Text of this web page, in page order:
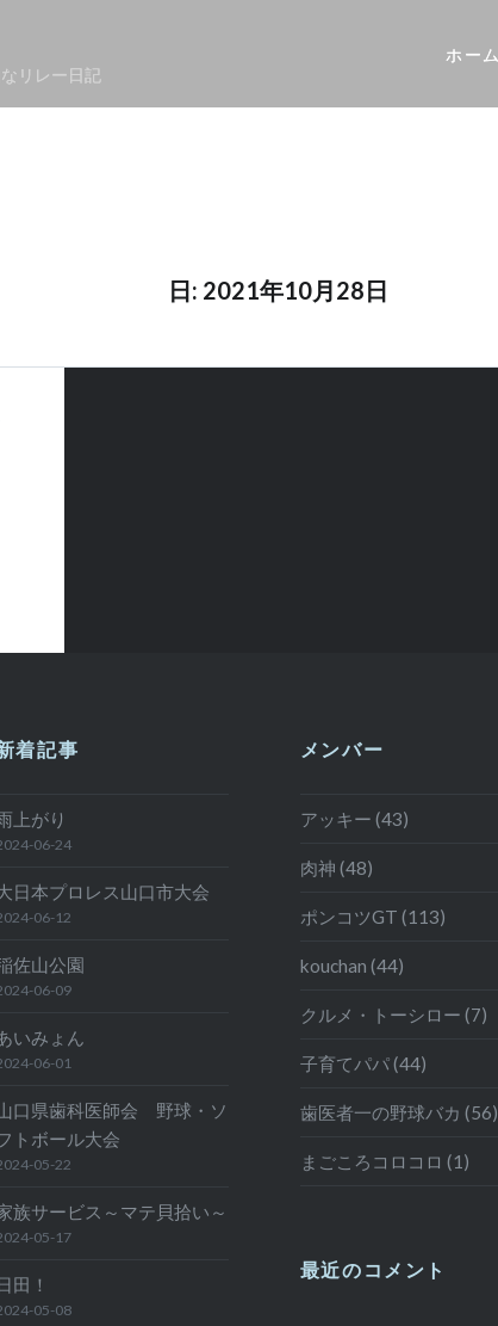
リレー日記
ホーム
日: 2021年10月28日
着記事
上がり
06-24
日本プロレス山口市大会
06-12
佐山公園
06-09
いみょん
06-01
口県歯科医師会 野球・ソ
トボール大会
05-22
族サービス～マテ貝拾い～
05-17
田！
05-08
メンバー
アッキー (43)
肉神 (48)
ポンコツGT (113)
kouchan (44)
クルメ・トーシロー (7)
子育てパパ (44)
歯医者一の野球バカ (56)
まごころコロコロ (1)
最近のコメント